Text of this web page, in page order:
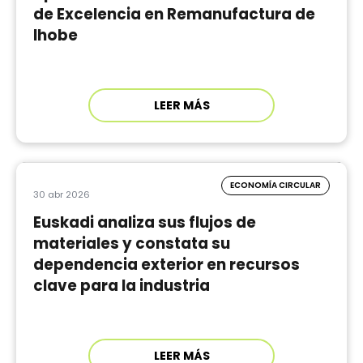
de Excelencia en Remanufactura de
Ihobe
LEER MÁS
30 abr 2026
ECONOMÍA CIRCULAR
Euskadi analiza sus flujos de
materiales y constata su
dependencia exterior en recursos
clave para la industria
LEER MÁS